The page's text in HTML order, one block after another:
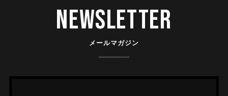
Newsletter
メールマガジン